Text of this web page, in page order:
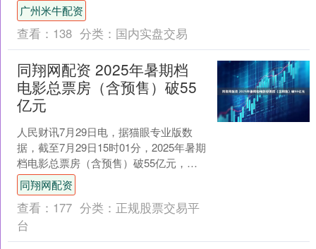
草木百兼馆等组成，现已保存热带特色
植物2500余种。 ....
广州米牛配资
查看： 138 分类： 国内实盘交易
同翔网配资 2025年暑期档
电影总票房（含预售）破55
亿元
人民财讯7月29日电，据猫眼专业版数
据，截至7月29日15时01分，2025年暑期
档电影总票房（含预售）破55亿元，
《南京照相馆》登顶2025年暑期档票房
榜。....
同翔网配资
查看： 177 分类： 正规股票交易平
台